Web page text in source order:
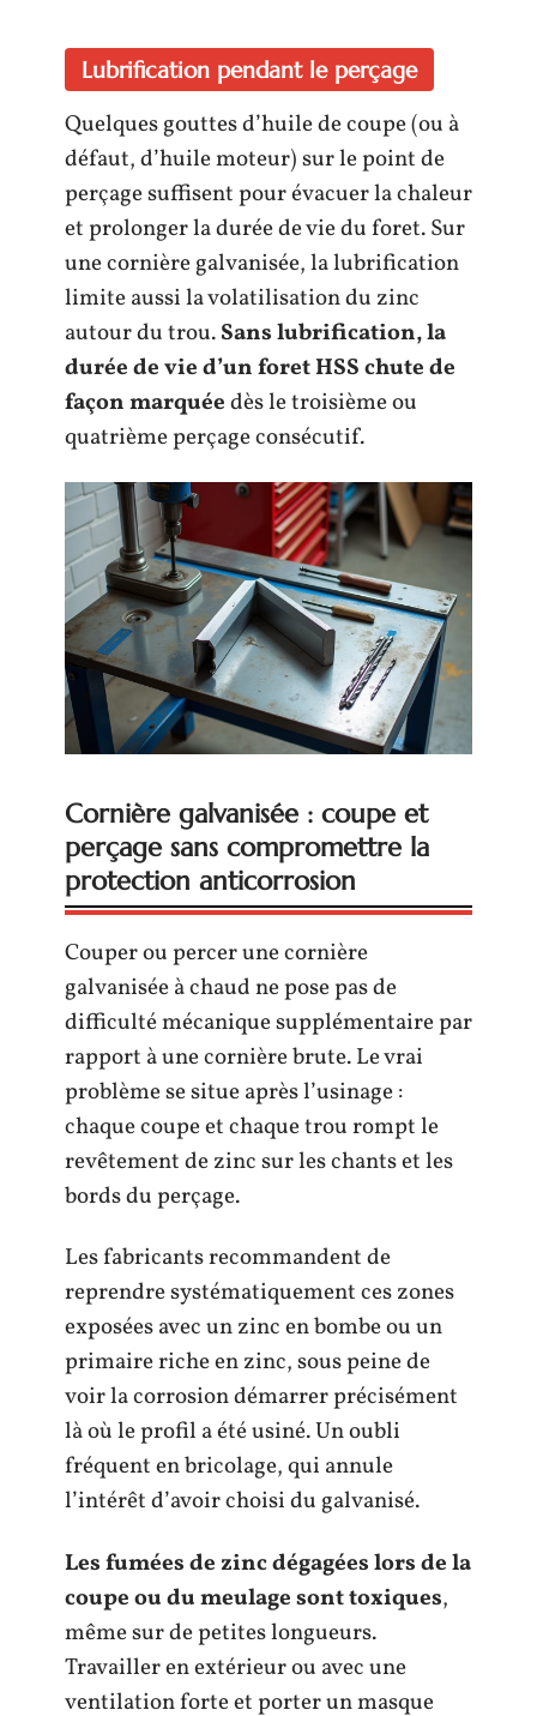
Lubrification pendant le perçage
Quelques gouttes d’huile de coupe (ou à
défaut, d’huile moteur) sur le point de
perçage suffisent pour évacuer la chaleur
et prolonger la durée de vie du foret. Sur
une cornière galvanisée, la lubrification
limite aussi la volatilisation du zinc
autour du trou.Sans lubrification, la
durée de vie d’un foret HSS chute de
façon marquéedès le troisième ou
quatrième perçage consécutif.
Cornière galvanisée : coupe et
perçage sans compromettre la
protection anticorrosion
Couper ou percer une cornière
galvanisée à chaud ne pose pas de
difficulté mécanique supplémentaire par
rapport à une cornière brute. Le vrai
problème se situe après l’usinage :
chaque coupe et chaque trou rompt le
revêtement de zinc sur les chants et les
bords du perçage.
Les fabricants recommandent de
reprendre systématiquement ces zones
exposées avec un zinc en bombe ou un
primaire riche en zinc, sous peine de
voir la corrosion démarrer précisément
là où le profil a été usiné. Un oubli
fréquent en bricolage, qui annule
l’intérêt d’avoir choisi du galvanisé.
Les fumées de zinc dégagées lors de la
coupe ou du meulage sont toxiques,
même sur de petites longueurs.
Travailler en extérieur ou avec une
ventilation forte et porter un masque